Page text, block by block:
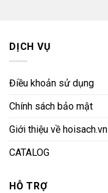
DỊCH VỤ
Điều khoản sử dụng
Chính sách bảo mật
Giới thiệu về hoisach.vn
CATALOG
HỖ TRỢ